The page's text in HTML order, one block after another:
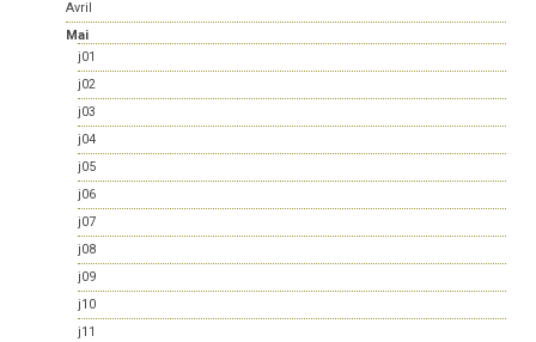
Avril
Mai
j01
j02
j03
j04
j05
j06
j07
j08
j09
j10
j11